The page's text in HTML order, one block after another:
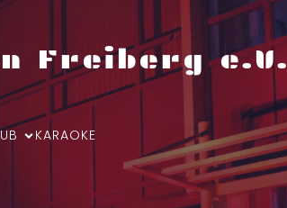
Freiberg e.V.
KARAOKE